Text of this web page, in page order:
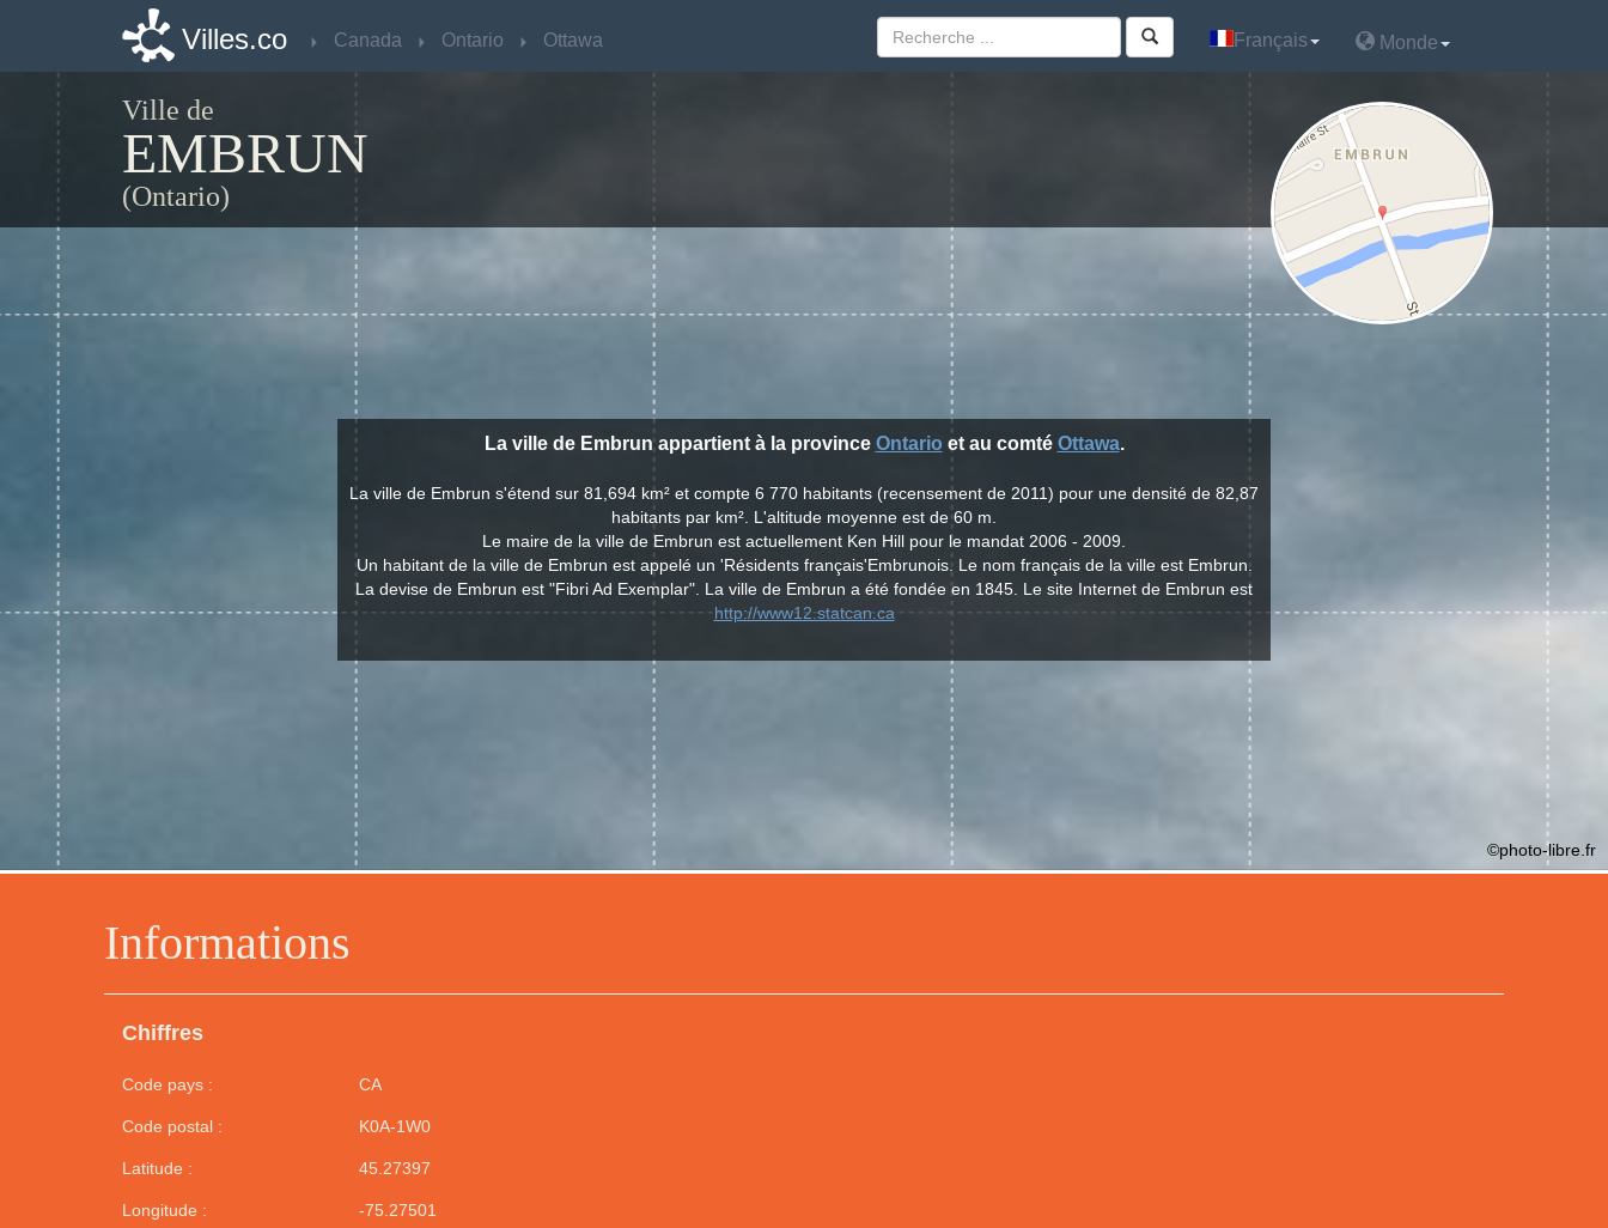
Villes.co Canada Ontario Ottawa Français Monde
Ville de
EMBRUN
(Ontario)
Informations
Chiffres
Code pays : CA
Code postal : K0A-1W0
Latitude : 45.27397
Longitude : -75.27501
La ville de Embrun appartient à la province Ontario et au comté Ottawa.
La ville de Embrun s'étend sur 81,694 km² et compte 6 770 habitants (recensement de 2011) pour une densité de 82,87
habitants par km². L'altitude moyenne est de 60 m.
Le maire de la ville de Embrun est actuellement Ken Hill pour le mandat 2006 - 2009.
Un habitant de la ville de Embrun est appelé un 'Résidents français'Embrunois. Le nom français de la ville est Embrun.
La devise de Embrun est "Fibri Ad Exemplar". La ville de Embrun a été fondée en 1845. Le site Internet de Embrun est
http://www12.statcan.ca
©photo-libre.fr
Villes.co Canada Ontario Ottawa Français Monde